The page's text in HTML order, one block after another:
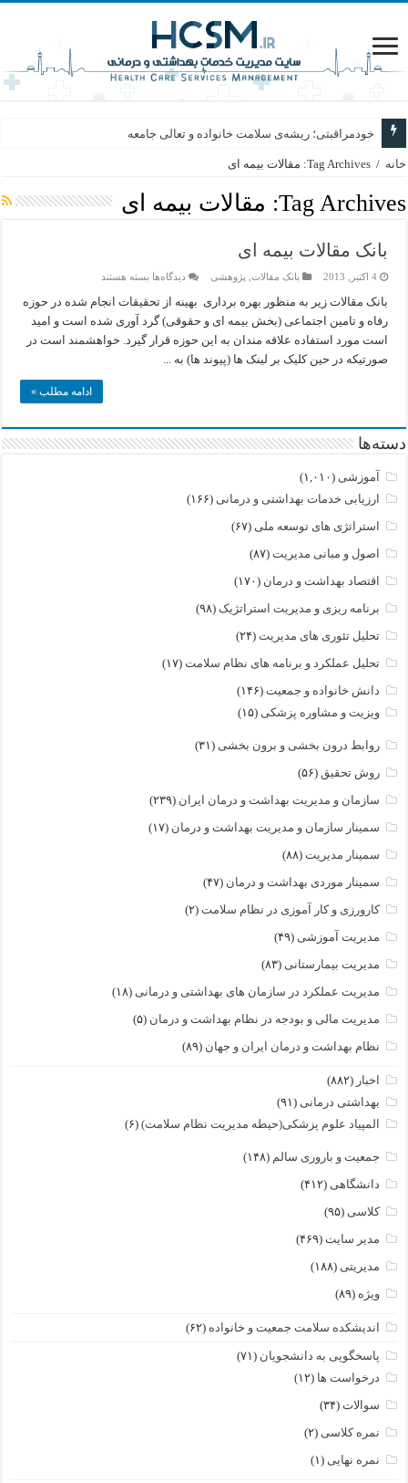
خودمراقبتی؛ ریشه‌ی سلامت خانواده و تعالی جامعه
خانه / Tag Archives: مقالات بیمه ای
Tag Archives: مقالات بیمه ای
بانک مقالات بیمه ای
4 اکتبر, 2013 بانک مقالات پژوهشی دیدگاه‌ها برای
مقالات
ای
بسته هستند
بانک مقالات زیر به منظور بهره برداری بهینه از تحقیقات انجام شده در حوزه
رفاه و تامین اجتماعی (بخش بیمه ای و حقوقی) گرد آوری شده است و امید
است مورد استفاده علاقه مندان به این حوزه قرار گیرد. خواهشمند است در
صورتیکه در حین کلیک بر لینک ها (پیوند ها) به ...
ادامه مطلب »
دسته‌ها
آموزشی (۱,۰۱۰)
ارزیابی خدمات بهداشتی و درمانی (۱۶۶)
استراتژی های توسعه ملی (۶۷)
اصول و مبانی مدیریت (۸۷)
اقتصاد بهداشت و درمان (۱۷۰)
برنامه ریزی و مدیریت استراتژیک (۹۸)
تحلیل تئوری های مدیریت (۲۴)
تحلیل عملکرد و برنامه های نظام سلامت (۱۷)
دانش خانواده و جمعیت (۱۴۶)
ویزیت و مشاوره پزشکی (۱۵)
روابط درون بخشی و برون بخشی (۳۱)
روش تحقیق (۵۶)
سازمان و مدیریت بهداشت و درمان ایران (۲۳۹)
سمینار سازمان و مدیریت بهداشت و درمان (۱۷)
سمینار مدیریت (۸۸)
سمینار موردی بهداشت و درمان (۴۷)
کارورزی و کار آموزی در نظام سلامت (۲)
مدیریت آموزشی (۴۹)
مدیریت بیمارستانی (۸۳)
مدیریت عملکرد در سازمان های بهداشتی و درمانی (۱۸)
مدیریت مالی و بودجه در نظام بهداشت و درمان (۵)
نظام بهداشت و درمان ایران و جهان (۸۹)
اخبار (۸۸۲)
بهداشتی درمانی (۹۱)
المپیاد علوم پزشکی(حیطه مدیریت نظام سلامت) (۶)
جمعیت و باروری سالم (۱۴۸)
دانشگاهی (۴۱۲)
کلاسی (۹۵)
مدیر سایت (۴۶۹)
مدیریتی (۱۸۸)
ویژه (۸۹)
اندیشکده سلامت جمعیت و خانواده (۶۲)
پاسخگویی به دانشجویان (۷۱)
درخواست ها (۱۲)
سوالات (۳۴)
نمره کلاسی (۲)
نمره نهایی (۱)